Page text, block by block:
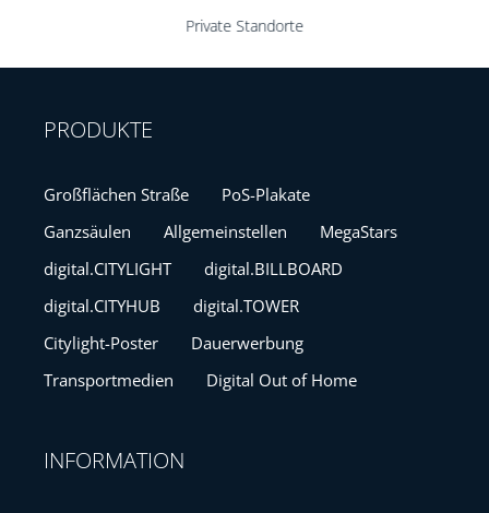
Private Standorte
PRODUKTE
Großflächen Straße
PoS-Plakate
Ganzsäulen
Allgemeinstellen
MegaStars
digital.CITYLIGHT
digital.BILLBOARD
digital.CITYHUB
digital.TOWER
Citylight-Poster
Dauerwerbung
Transportmedien
Digital Out of Home
INFORMATION